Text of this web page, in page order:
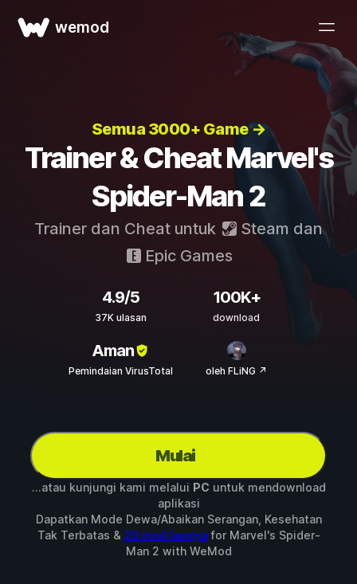
wemod
Semua 3000+ Game →
Trainer & Cheat Marvel's
Spider-Man 2
Trainer dan Cheat untuk Steam dan
Epic Games
4.9/5
37K ulasan
100K+
download
Aman
Pemindaian VirusTotal oleh FLiNG ↗
Mulai
...atau kunjungi kami melalui PC untuk mendownload
aplikasi
Dapatkan Mode Dewa/Abaikan Serangan, Kesehatan
Tak Terbatas & 20 mod lainnyafor Marvel's Spider-
Man 2 with WeMod